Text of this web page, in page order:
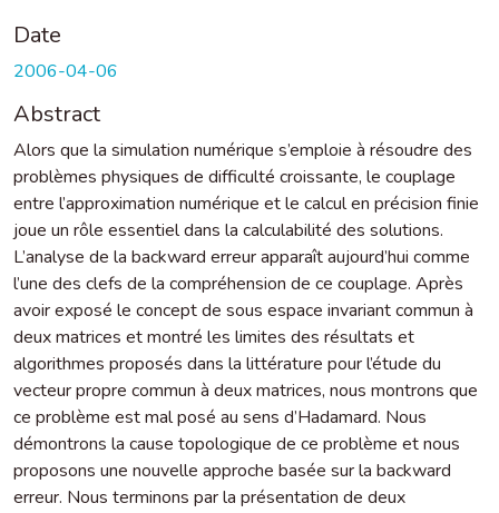
Date
2006-04-06
Abstract
Alors que la simulation numérique s’emploie à résoudre des
problèmes physiques de difficulté croissante, le couplage
entre l’approximation numérique et le calcul en précision finie
joue un rôle essentiel dans la calculabilité des solutions.
L’analyse de la backward erreur apparaît aujourd’hui comme
l’une des clefs de la compréhension de ce couplage. Après
avoir exposé le concept de sous espace invariant commun à
deux matrices et montré les limites des résultats et
algorithmes proposés dans la littérature pour l’étude du
vecteur propre commun à deux matrices, nous montrons que
ce problème est mal posé au sens d’Hadamard. Nous
démontrons la cause topologique de ce problème et nous
proposons une nouvelle approche basée sur la backward
erreur. Nous terminons par la présentation de deux